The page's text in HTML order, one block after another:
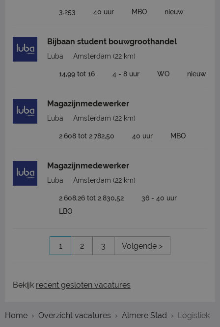
3.253 40 uur MBO nieuw
Bijbaan student bouwgroothandel
Luba Amsterdam (22 km)
14,99 tot 16 4 - 8 uur WO nieuw
Magazijnmedewerker
Luba Amsterdam (22 km)
2.608 tot 2.782,50 40 uur MBO
Magazijnmedewerker
Luba Amsterdam (22 km)
2.608,26 tot 2.830,52
36 - 40 uur
LBO
1 2 3 Volgende >
Bekijk recent gesloten vacatures
Home Overzicht vacatures Almere Stad Logistiek